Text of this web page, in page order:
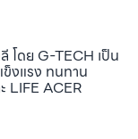
โดย G-TECH เป็น
ข็งแรง ทนทาน
LIFE ACER